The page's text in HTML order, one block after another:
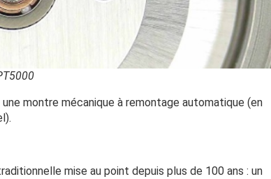
montre mécanique à remontage automatique (en
mise au point depuis plus de 100 ans : un